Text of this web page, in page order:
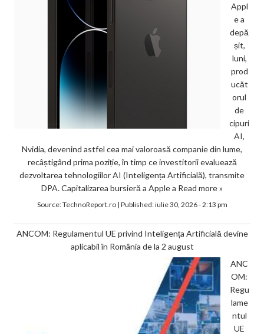
Appl
e a
depă
șit,
luni,
prod
ucăt
orul
de
cipuri
AI,
Nvidia, devenind astfel cea mai valoroasă companie din lume,
recâștigând prima poziție, în timp ce investitorii evaluează
dezvoltarea tehnologiilor AI (Inteligența Artificială), transmite
DPA. Capitalizarea bursieră a Apple a Read more »
Source:TechnoReport.ro| Published:iulie 30, 2026 - 2:13 pm
ANCOM: Regulamentul UE privind Inteligența Artificială devine
aplicabil în România de la 2 august
ANC
OM:
Regu
lame
ntul
UE